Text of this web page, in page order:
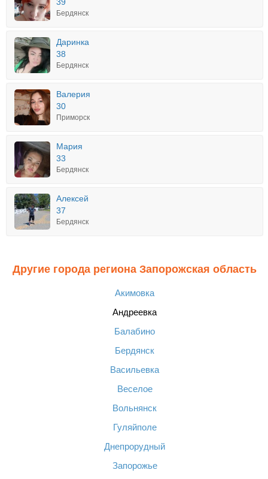
Бердянск
Даринка
38
Бердянск
Валерия
30
Приморск
Мария
33
Бердянск
Алексей
37
Бердянск
Другие города региона Запорожская область
Акимовка
Андреевка
Балабино
Бердянск
Васильевка
Веселое
Вольнянск
Гуляйполе
Днепрорудный
Запорожье